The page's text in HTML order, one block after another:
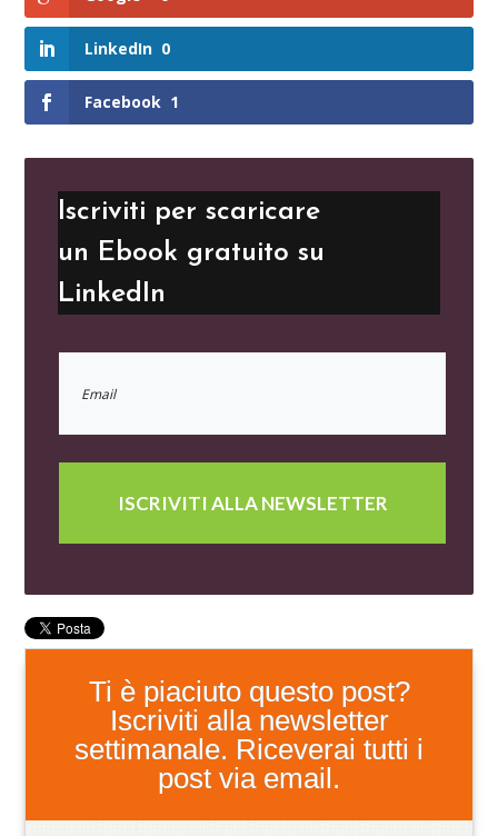
LinkedIn 0
Facebook 1
Iscriviti per scaricare
un Ebook gratuito su
LinkedIn
ISCRIVITI ALLA NEWSLETTER
Ti è piaciuto questo post?
Iscriviti alla newsletter
settimanale. Riceverai tutti i
post via email.